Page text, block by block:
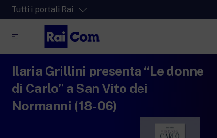
Tutti i portali Rai
La piattaforma di streaming video per tutti.
RaiPlay
La piattaforma digitale dei canali Radio
RaiPlay Sound
Ilaria Grillini presenta “Le donne
di Carlo” a San Vito dei
Normanni (18-06)